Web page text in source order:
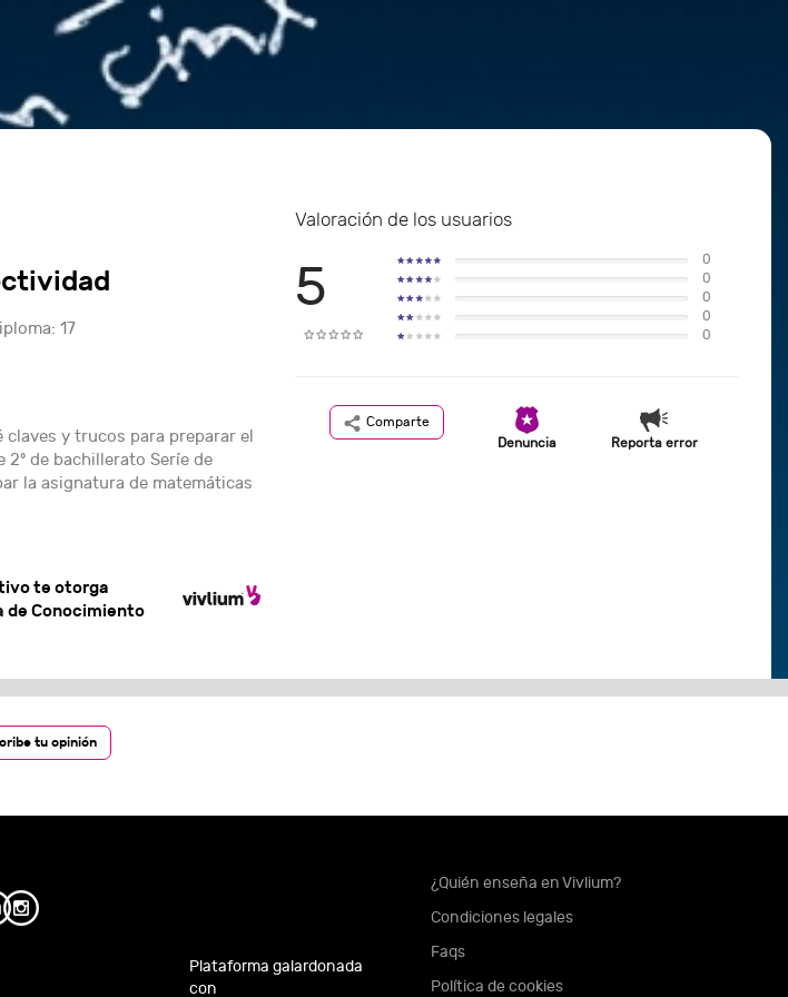
17
y trucos para preparar el
2º de bachillerato Seríe de
la asignatura de matemáticas
te otorga
de Conocimiento
Valoración de los usuarios
5
0
0
0
0
0
Comparte
Denuncia
Reporta error
tu opinión
Plataforma galardonada
con
¿Quién enseña en Vivlium?
Condiciones legales
Faqs
Política de cookies